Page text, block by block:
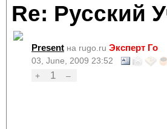
Re: Русский
Present на rugo.ru Эксперт Го
03, June, 2009 23:52
+
1 –